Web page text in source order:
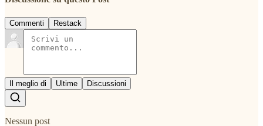
Commenti Restack
Il meglio di Ultime Discussioni
Nessun post